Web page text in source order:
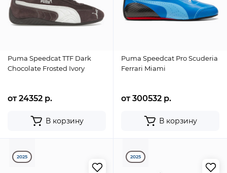
Puma Speedcat TTF Dark
Chocolate Frosted Ivory
от 24352 р.
В корзину
Puma Speedcat Pro Scuderia
Ferrari Miami
от 300532 р.
В корзину
2025 2025